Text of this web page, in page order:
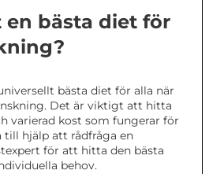
en bästa diet för
bästa diet för alla när
Det är viktigt att hitta
varierad kost som fungerar för
till hjälp att rådfråga en
för att hitta den bästa
behov.